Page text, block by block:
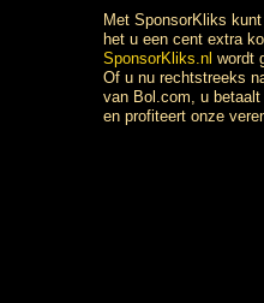
Met SponsorKliks
het u een cent extra
SponsorKliks.nl wordt
Of u nu rechtstreeks
van Bol.com, u
en profiteert onze